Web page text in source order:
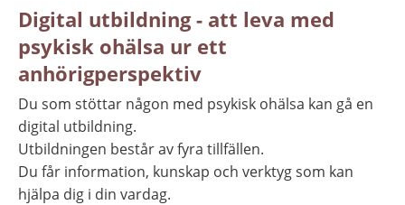
Digital utbildning - att leva med
psykisk ohälsa ur ett
anhörigperspektiv
Du som stöttar någon med psykisk ohälsa kan gå en
digital utbildning.
Utbildningen består av fyra tillfällen.
Du får information, kunskap och verktyg som kan
hjälpa dig i din vardag.